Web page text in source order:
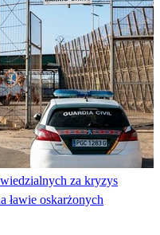
za kryzys
ławie oskarżonych